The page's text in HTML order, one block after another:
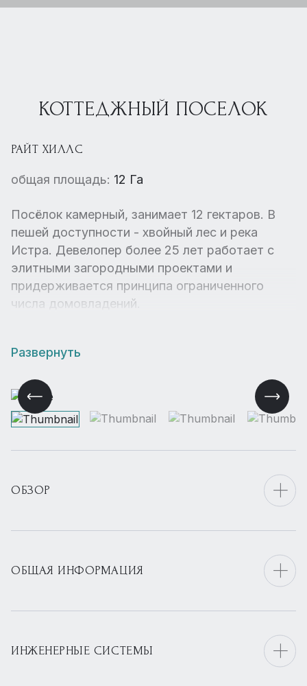
КОТТЕДЖНЫЙ ПОСЕЛОК
РАЙТ ХИЛЛС
общая площадь: 12 Га
Посёлок камерный, занимает 12 гектаров. В
пешей доступности - хвойный лес и река
Истра. Девелопер более 25 лет работает с
элитными загородными проектами и
придерживается принципа ограниченного
числа домовладений.
Развернуть
ОБЗОР
ОБЩАЯ ИНФОРМАЦИЯ
ИНЖЕНЕРНЫЕ СИСТЕМЫ